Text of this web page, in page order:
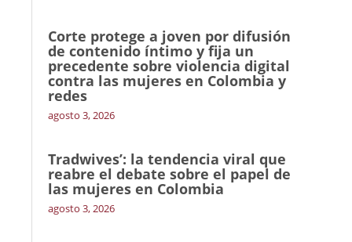
Corte protege a joven por difusión
de contenido íntimo y fija un
precedente sobre violencia digital
contra las mujeres en Colombia y
redes
agosto 3, 2026
Tradwives’: la tendencia viral que
reabre el debate sobre el papel de
las mujeres en Colombia
agosto 3, 2026